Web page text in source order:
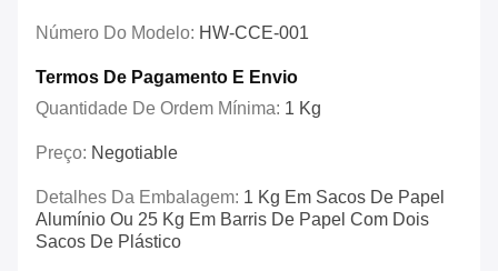
Número Do Modelo: HW-CCE-001
Termos De Pagamento E Envio
Quantidade De Ordem Mínima: 1 Kg
Preço: Negotiable
Detalhes Da Embalagem: 1 Kg Em Sacos De Papel
Alumínio Ou 25 Kg Em Barris De Papel Com Dois
Sacos De Plástico